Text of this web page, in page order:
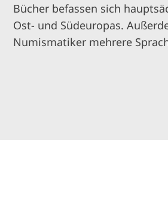
Bücher befassen sich
Ost- und Südeuropas.
Numismatiker mehrere